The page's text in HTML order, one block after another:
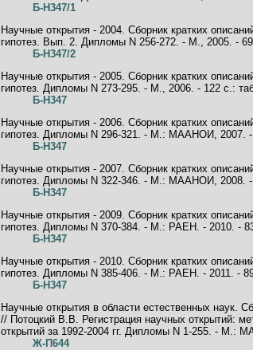
Б-Н347/1
Научные открытия - 2004. Сборник кратких
гипотез. Вып. 2. Дипломы N 256-272. - М., 2005. -
Б-Н347/2
Научные открытия - 2005. Сборник кратких
гипотез. Дипломы N 273-295. - М., 2006. - 122 с.:
Б-Н347
Научные открытия - 2006. Сборник кратких
гипотез. Дипломы N 296-321. - М.: МААНОИ, 2007. -
Б-Н347
Научные открытия - 2007. Сборник кратких
гипотез. Дипломы N 322-346. - М.: МААНОИ, 2008. -
Б-Н347
Научные открытия - 2009. Сборник кратких
гипотез. Дипломы N 370-384. - М.: РАЕН. - 2010. -
Б-Н347
Научные открытия - 2010. Сборник кратких
гипотез. Дипломы N 385-406. - М.: РАЕН. - 2011. -
Б-Н347
Научные открытия в области естественных наук.
// Потоцкий В.В. Регистрация научных открытий:
открытий за 1992-2004 гг. Дипломы N 1-255. - М.:
Ж-П644